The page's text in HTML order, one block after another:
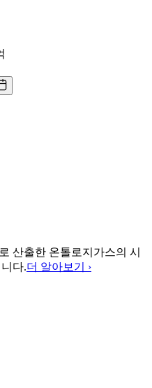
산출한 온톨로지가스의 시
다.더 알아보기 ›